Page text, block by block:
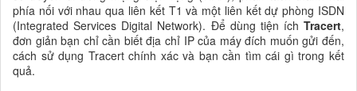
phía nối với nhau qua liên kết T1 và một liên kết dự phòng ISDN
(Integrated Services Digital Network). Để dùng tiện ích Tracert,
đơn giản bạn chỉ cần biết địa chỉ IP của máy đích muốn gửi đến,
cách sử dụng Tracert chính xác và bạn cần tìm cái gì trong kết
quả.